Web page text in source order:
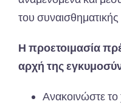
του
Η προετοιμασία
αρχή της
Ανακοινώστε